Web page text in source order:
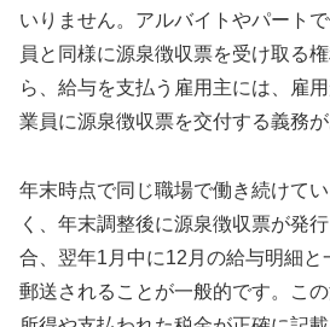
いりません。アルバイトやパート
員と同様に源泉徴収票を受け取る
ら、給与を支払う雇用主には、雇
業員に源泉徴収票を交付する義務が
年末時点で同じ職場で働き続けて
く、年末調整後に源泉徴収票が発
合、翌年1月中に12月の給与明細と
郵送されることが一般的です。こ